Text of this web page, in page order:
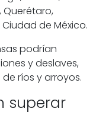
Querétaro,
de México.
podrían
y deslaves,
ríos y arroyos.
superar